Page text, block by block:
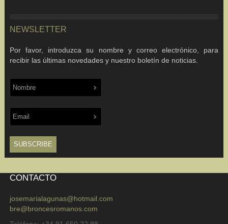
NEWSLETTER
Por favor, introduzca su nombre y correo electrónico, para
recibir las últimas novedades y nuestro boletín de noticias.
CONTACTO
josemarialagunas@hotmail.com
bre@broncesromanos.com